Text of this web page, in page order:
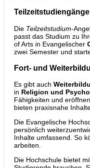
Die Teilzeitstudium-
passt das Studium zu
of Arts in Evangelischer
zwei Semester und
Fort- und
Es gibt auch
in Religion und
Fähigkeiten und
bieten praxisnahe
Die Evangelische
persönlich
Inhalte umfassend. So
arbeiten.
Die Hochschule bietet